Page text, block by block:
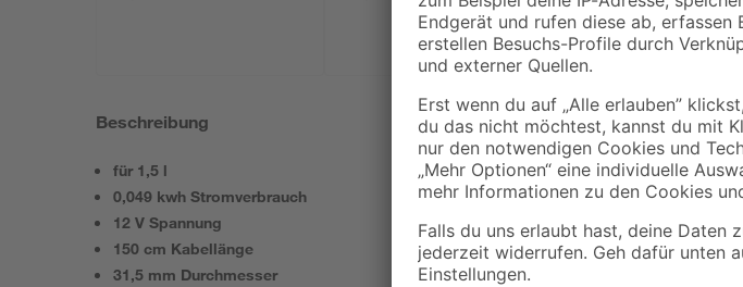
0,91 € / Kilogramm
Beschreibung
für 1,5 l
0,049 kwh Stromverbrauch
12 V Spannung
150 cm Kabellänge
31,5 mm Durchmesser